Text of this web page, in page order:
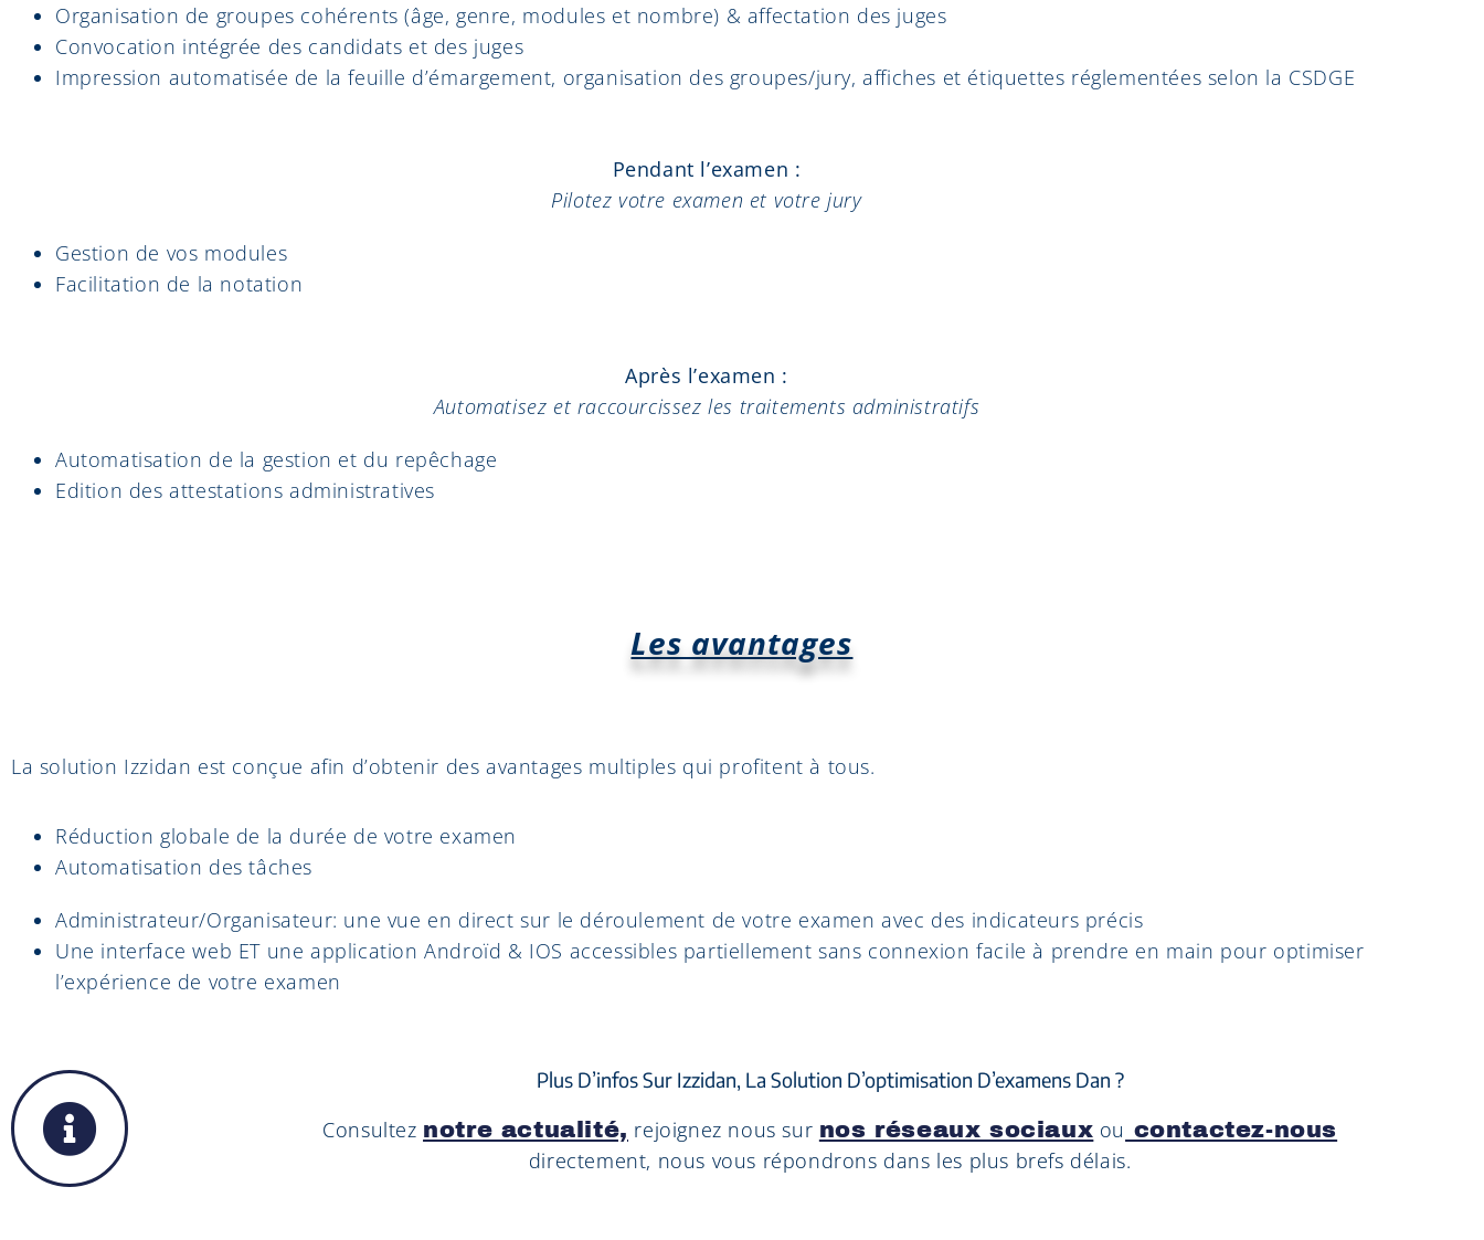
Organisation de groupes cohérents (âge, genre, modules et nombre) & affectation des juges
Convocation intégrée des candidats et des juges
Impression automatisée de la feuille d’émargement, organisation des groupes/jury, affiches et étiquettes réglementées selon la CSDGE
Pendant l’examen :
Pilotez votre examen et votre jury
Gestion de vos modules
Facilitation de la notation
Après l’examen :
Automatisez et raccourcissez les traitements administratifs
Automatisation de la gestion et du repêchage
Edition des attestations administratives
Les avantages
La solution Izzidan est conçue afin d’obtenir des avantages multiples qui profitent à tous.
Réduction globale de la durée de votre examen
Automatisation des tâches
Administrateur/Organisateur: une vue en direct sur le déroulement de votre examen avec des indicateurs précis
Une interface web ET une application Androïd & IOS accessibles partiellement sans connexion facile à prendre en main pour optimiser
l’expérience de votre examen
Plus D’infos Sur Izzidan, La Solution D’optimisation D’examens Dan ?
Consultez notre actualité, rejoignez nous sur nos réseaux sociaux ou contactez-nous
directement, nous vous répondrons dans les plus brefs délais.